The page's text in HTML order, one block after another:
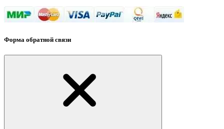
Форма обратной связи